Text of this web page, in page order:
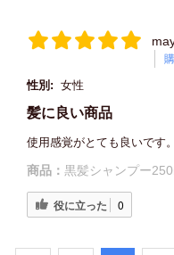
性別: 女性
髪に良い商品
使用感覚がとても良いです
商品： 黒髪シャンプー
役に立った 0